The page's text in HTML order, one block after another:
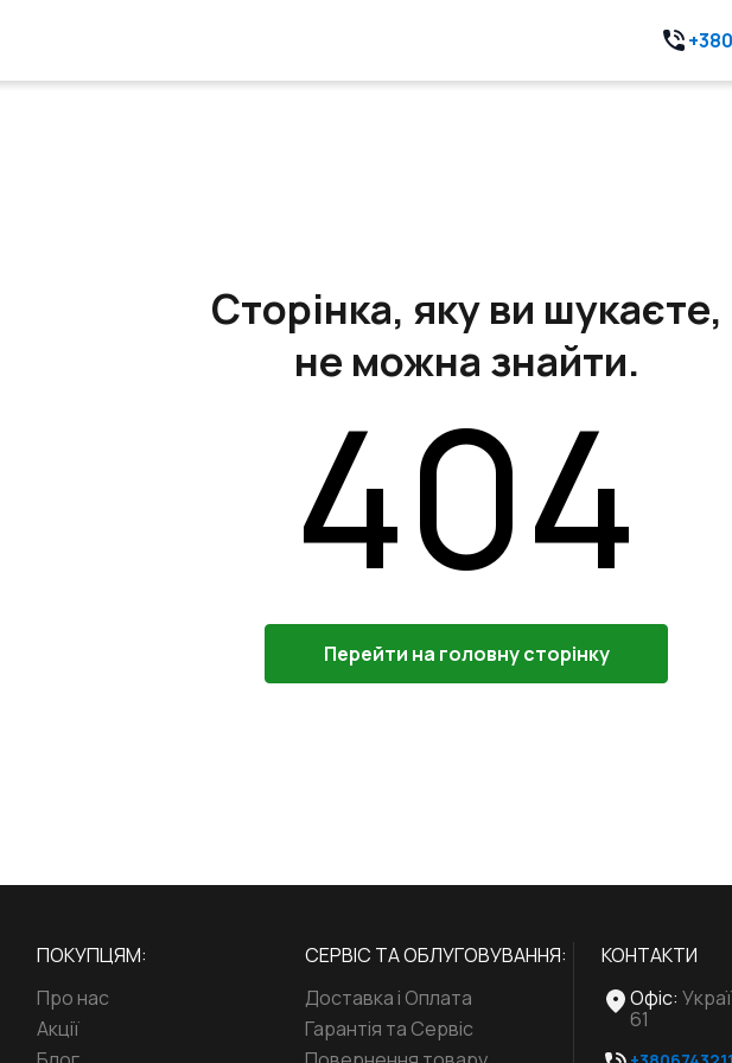
Сторінка, яку ви шукаєте,
не можна знайти.
404
Перейти на головну сторінку
ПОКУПЦЯМ:
Про нас
Акції
СЕРВІС ТА ОБЛУГОВУВАННЯ:
Доставка і Оплата
Гарантія та Сервіс
КОНТАКТИ
Офіс:
61